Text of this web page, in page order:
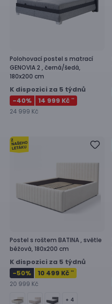
Polohovací postel s matrací
GENOVIA 2 , černá/šedá,
180x200 cm
K dispozici za 5 týdnů
-40% 14 999 Kč **
24 999 Kč
Postel s roštem BATINA , světle
béžová, 180x200 cm
K dispozici za 5 týdnů
-50% 10 499 Kč **
20 999 Kč
+ 4